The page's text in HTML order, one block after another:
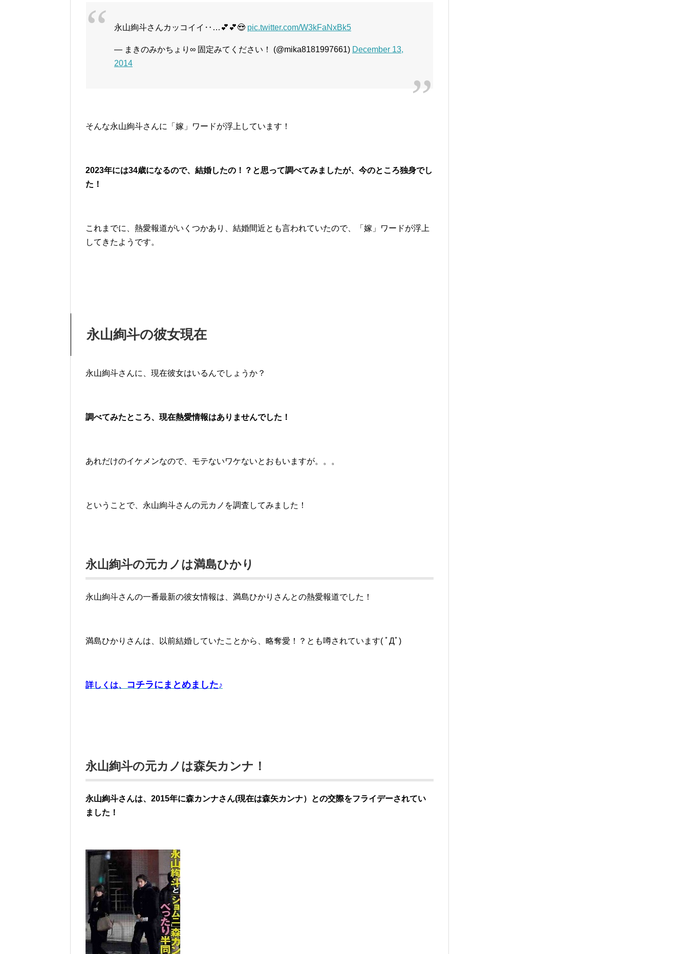
永山絢斗さんカッコイイ‥…💕💕😍 pic.twitter.com/W3kFaNxBk5
— まきのみかちょり∞ 固定みてください！ (@mika8181997661) December 13,
2014
そんな永山絢斗さんに「嫁」ワードが浮上しています！
2023年には34歳になるので、結婚したの！？と思って調べてみましたが、今のところ独身でし
た！
これまでに、熱愛報道がいくつかあり、結婚間近とも言われていたので、「嫁」ワードが浮上
してきたようです。
永山絢斗の彼女現在
永山絢斗さんに、現在彼女はいるんでしょうか？
調べてみたところ、現在熱愛情報はありませんでした！
あれだけのイケメンなので、モテないワケないとおもいますが。。。
ということで、永山絢斗さんの元カノを調査してみました！
永山絢斗の元カノは満島ひかり
永山絢斗さんの一番最新の彼女情報は、満島ひかりさんとの熱愛報道でした！
満島ひかりさんは、以前結婚していたことから、略奪愛！？とも噂されています( ﾟДﾟ)
詳しくは、 コチラにまとめました♪
永山絢斗の元カノは森矢カンナ！
永山絢斗さんは、2015年に森カンナさん(現在は森矢カンナ）との交際をフライデーされてい
ました！